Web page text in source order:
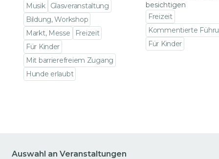
Musik
Glasveranstaltung
Bildung, Workshop
Markt, Messe
Freizeit
Für Kinder
Mit barrierefreiem Zugang
Hunde erlaubt
besichtigen
Freizeit
Kommentierte
Für Kinder
Auswahl an Veranstaltungen